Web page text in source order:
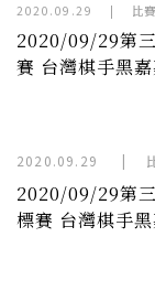
2020.09.29 | 比
2020/09/29第
賽 台灣棋手黑
2020.09.29 |
2020/09/29第
標賽 台灣棋手